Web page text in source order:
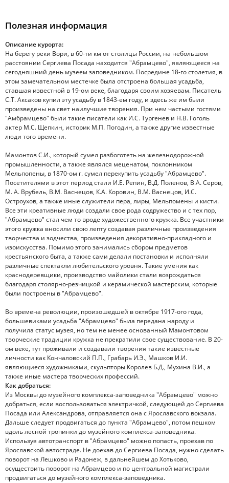
Полезная информация
Описание курорта:
На берегу реки Вори, в 60-ти км от столицы России, на небольшом
расстоянии Сергиева Посада находится "Абрамцево", являющееся на
сегодняшний день музеем заповедником. Посредине 18-го столетия, в
этом замечательном местечке была отстроена большая усадьба,
ставшая известной в 19-ом веке, благодаря своим хозяевам. Писатель
С.Т. Аксаков купил эту усадьбу в 1843-ем году, и здесь же им были
произведены на свет наилучшие творения. При нем частыми гостями
"Амбрамцево" были такие писатели как И.С. Тургенев и Н.В. Гоголь
актер М.С. Щепкин, историк М.П. Погодин, а также другие известные
люди того времени.
Мамонтов С.И., который сумел разбоготеть на железнодорожной
промышленности, а также являлся меценатом, поклонником
Мельпопены, в 1870-ом г. сумел перекупить усадьбу "Абрамцево".
Посетителями в этот период стали И.Е. Репин, В.Д. Поленов, В.А. Серов,
М. А. Врубель, В.М. Васнецов, К.А. Коровин, В.М. Васнецов, И.С.
Остроухов, а также иные служители пера, лиры, Мельпомены и кисти.
Все эти креативные люди создали свое рода содружество и с тех пор,
"Абрамцево" стал чем то вроде художественного кружка. Все участники
этого кружка вносили свою лепту создавая различные произведения
творчества и зодчества, произведения декоративно-прикладного и
изоискусства. Помимо этого занимались сбором предметов
крестьянского быта, а также сами делали постановки и исполняли
различные спектакли любительского уровня. Такие умения как
краснодеревщики, производство майолики стали возрождаться
благодаря столярно-резчицкой и керамической мастерским, которые
были построены в "Абрамцево".
Во времена революции, произошедшей в октябре 1917-ого года,
большевиками усадьба "Абрамцево" была передана народу и
получила статус музея, но тем не менее основанный Мамонтовом
творческие традиции кружка не прекратили свое существование. В 20-
ом веке, тут проживали и создавали творения такие известные
личности как Кончаловский П.П., Грабарь И.Э., Машков И.И.
являющиеся художниками, скульпторы Королев Б.Д., Мухина В.И., а
также иные мастера творческих профессий.
Как добраться:
Из Москвы до музейного комплекса-заповедника "Абрамцево" можно
добраться, если воспользоваться электричкой, следующей до Сергиева
Посада или Александрова, отправляется она с Ярославского вокзала.
Дальше следует продвигаться до пункта "Абрамцево", потом пешком
вдоль лесной тропинки до музейного комплекса-заповедника.
Используя автотранспорт в "Абрамцево" можно попасть, проехав по
Ярославской автостраде. Не доехав до Сергиева Посада, нужно сделать
поворот на Лешково и Радонеж, в дальнейшем до Хотьково,
осуществить поворот на Абрамцево и по центральной магистрали
продвигаться до музейного комплекса-заповедника.